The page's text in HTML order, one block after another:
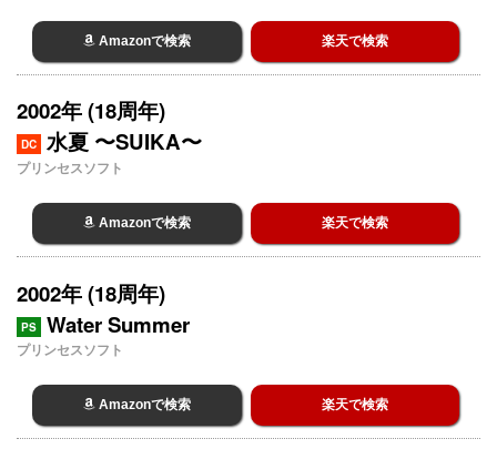
Amazonで検索 楽天で検索
2002年 (18周年)
DC 水夏 〜SUIKA〜
プリンセスソフト
Amazonで検索 楽天で検索
2002年 (18周年)
PS Water Summer
プリンセスソフト
Amazonで検索 楽天で検索